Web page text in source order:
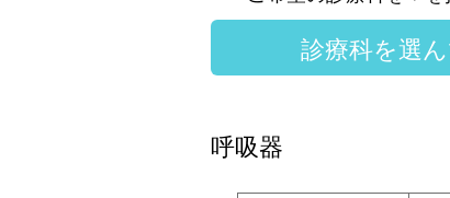
呼吸器